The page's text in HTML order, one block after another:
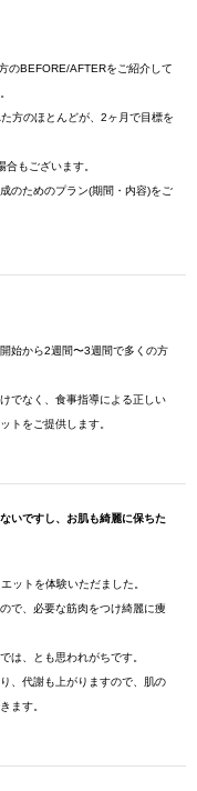
のBEFORE/AFTERをご紹介して
方のほとんどが、2ヶ月で目標を
もございます。
のためのプラン(期間・内容)をご
始から2週間〜3週間で多くの方
でなく、食事指導による正しい
トをご提供します。
いですし、お肌も綺麗に保ちた
ットを体験いただました。
で、必要な筋肉をつけ綺麗に痩
は、とも思われがちです。
、代謝も上がりますので、肌の
ます。